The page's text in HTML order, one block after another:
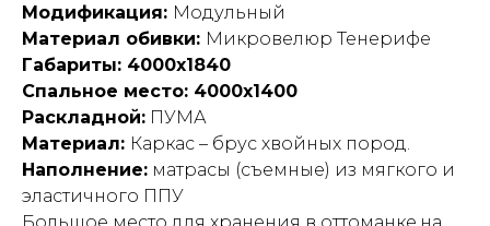
Модификация: Модульный
Материал обивки: Микровелюр Тенерифе
Габариты: 4000х1840
Спальное место: 4000х1400
Раскладной: ПУМА
Материал: Каркас – брус хвойных пород.
Наполнение: матрасы (съемные) из мягкого и
эластичного ППУ